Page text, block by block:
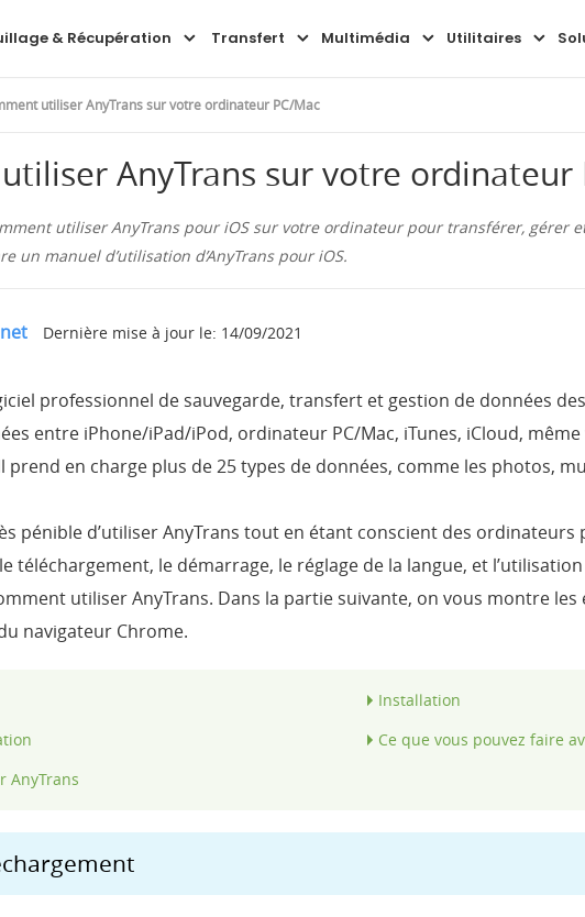
& Récupération Transfert Multimédia Utilitaires
Aperçu Guide
utiliser AnyTrans sur votre ordinateur PC/Mac
AnyTrans sur votre ordinateur
utiliser AnyTrans pour iOS sur votre ordinateur pour transférer, gérer
un manuel d’utilisation d’AnyTrans pour iOS.
Dernière mise à jour le: 14/09/2021
professionnel de sauvegarde, transfert et gestion de données
entre iPhone/iPad/iPod, ordinateur PC/Mac, iTunes, iCloud, même
prend en charge plus de 25 types de données, comme les photos,
pénible d’utiliser AnyTrans tout en étant conscient des ordinateurs
téléchargement, le démarrage, le réglage de la langue, et
utiliser AnyTrans. Dans la partie suivante, on vous montre
navigateur Chrome.
Installation
Ce que vous pouvez faire
AnyTrans